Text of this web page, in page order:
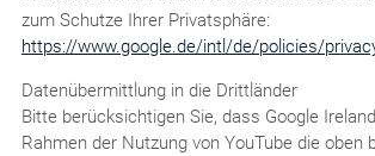
zum Schutze Ihrer Privatsphäre:
https://www.google.de/intl/de/policies/
Datenübermittlung in die Drittländer
Bitte berücksichtigen Sie, dass Google
Rahmen der Nutzung von YouTube die oben